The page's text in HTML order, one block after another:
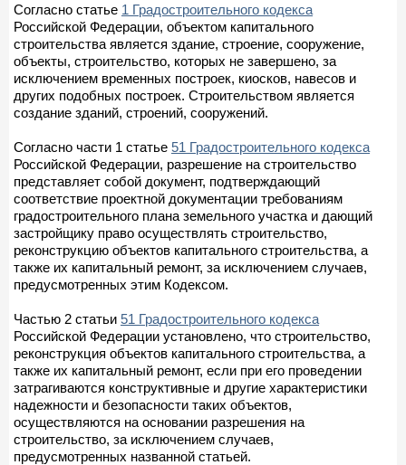
Согласно статье 1 Градостроительного кодекса
Российской Федерации, объектом капитального
строительства является здание, строение, сооружение,
объекты, строительство, которых не завершено, за
исключением временных построек, киосков, навесов и
других подобных построек. Строительством является
создание зданий, строений, сооружений.
Согласно части 1 статье 51 Градостроительного кодекса
Российской Федерации, разрешение на строительство
представляет собой документ, подтверждающий
соответствие проектной документации требованиям
градостроительного плана земельного участка и дающий
застройщику право осуществлять строительство,
реконструкцию объектов капитального строительства, а
также их капитальный ремонт, за исключением случаев,
предусмотренных этим Кодексом.
Частью 2 статьи 51 Градостроительного кодекса
Российской Федерации установлено, что строительство,
реконструкция объектов капитального строительства, а
также их капитальный ремонт, если при его проведении
затрагиваются конструктивные и другие характеристики
надежности и безопасности таких объектов,
осуществляются на основании разрешения на
строительство, за исключением случаев,
предусмотренных названной статьей.